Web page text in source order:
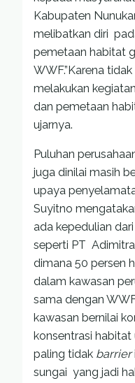
Kabupaten
melibatkan diri
pemetaan habitat
WWF.”Karena
melakukan
dan pemetaan
ujarnya.
Puluhan
juga dinilai masih
upaya
Suyitno
ada kepedulian
seperti PT
dimana 50 persen
dalam kawasan
sama dengan
kawasan bernilai
konsentrasi
paling tidak barrier
sungai yang jadi